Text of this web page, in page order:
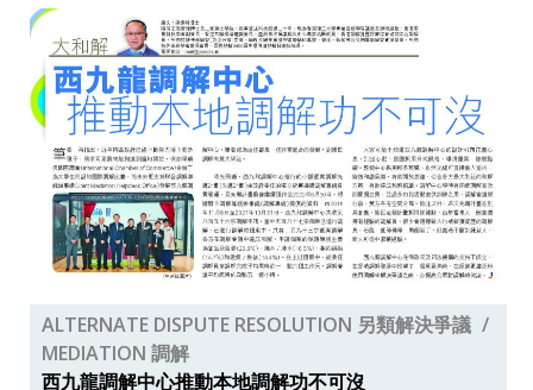
ALTERNATE DISPUTE RESOLUTION 另類解決爭議
MEDIATION 調解
西九龍調解中心推動本地調解功不可沒